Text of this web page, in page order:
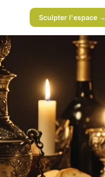
Sculpter l'espace →